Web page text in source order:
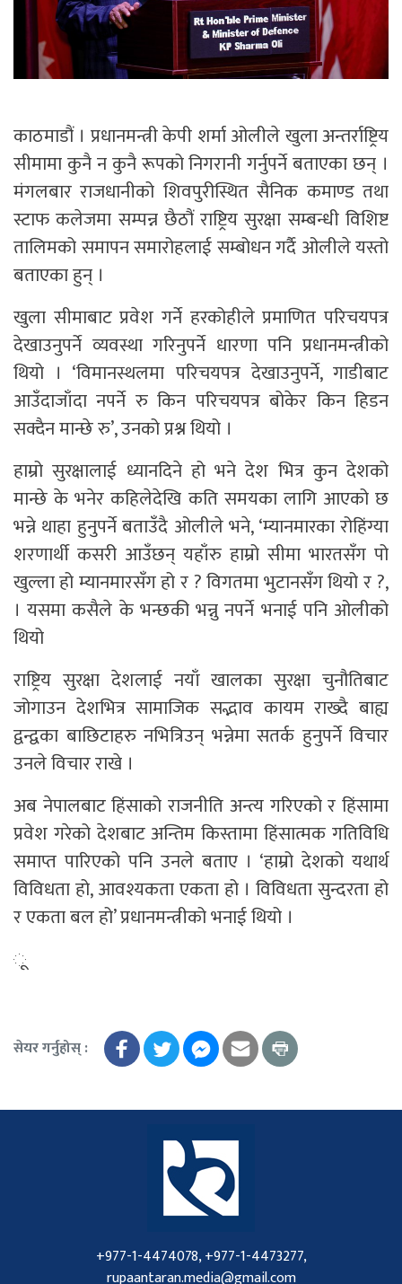
काठमाडौं । प्रधानमन्त्री केपी शर्मा ओलीले खुला अन्तर्राष्ट्रिय
सीमामा कुनै न कुनै रूपको निगरानी गर्नुपर्ने बताएका छन् ।
मंगलबार राजधानीको शिवपुरीस्थित सैनिक कमाण्ड तथा
स्टाफ कलेजमा सम्पन्न छैठौं राष्ट्रिय सुरक्षा सम्बन्धी विशिष्ट
तालिमको समापन समारोहलाई सम्बोधन गर्दै ओलीले यस्तो
बताएका हुन् ।
खुला सीमाबाट प्रवेश गर्ने हरकोहीले प्रमाणित परिचयपत्र
देखाउनुपर्ने व्यवस्था गरिनुपर्ने धारणा पनि प्रधानमन्त्रीको
थियो । ‘विमानस्थलमा परिचयपत्र देखाउनुपर्ने, गाडीबाट
आउँदाजाँदा नपर्ने रु किन परिचयपत्र बोकेर किन हिडन
सक्दैन मान्छे रु’, उनको प्रश्न थियो ।
हाम्रो सुरक्षालाई ध्यानदिने हो भने देश भित्र कुन देशको
मान्छे के भनेर कहिलेदेखि कति समयका लागि आएको छ
भन्ने थाहा हुनुपर्ने बताउँदै ओलीले भने, ‘म्यानमारका रोहिंग्या
शरणार्थी कसरी आउँछन् यहाँरु हाम्रो सीमा भारतसँग पो
खुल्ला हो म्यानमारसँग हो र ? विगतमा भुटानसँग थियो र ?,
। यसमा कसैले के भन्छकी भन्नु नपर्ने भनाई पनि ओलीको
थियो
राष्ट्रिय सुरक्षा देशलाई नयाँ खालका सुरक्षा चुनौतिबाट
जोगाउन देशभित्र सामाजिक सद्भाव कायम राख्दै बाह्य
द्वन्द्वका बाछिटाहरु नभित्रिउन् भन्नेमा सतर्क हुनुपर्ने विचार
उनले विचार राखे ।
अब नेपालबाट हिंसाको राजनीति अन्त्य गरिएको र हिंसामा
प्रवेश गरेको देशबाट अन्तिम किस्तामा हिंसात्मक गतिविधि
समाप्त पारिएको पनि उनले बताए । ‘हाम्रो देशको यथार्थ
विविधता हो, आवश्यकता एकता हो । विविधता सुन्दरता हो
र एकता बल हो’ प्रधानमन्त्रीको भनाई थियो ।
ू
सेयर गर्नुहोस् :
+977-1-4474078, +977-1-4473277,
rupaantaran.media@gmail.com